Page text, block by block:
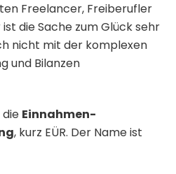
Freelancer, Freiberufler
die Sache zum Glück sehr
nicht mit der komplexen
und Bilanzen
die Einnahmen-
, kurz EÜR. Der Name ist